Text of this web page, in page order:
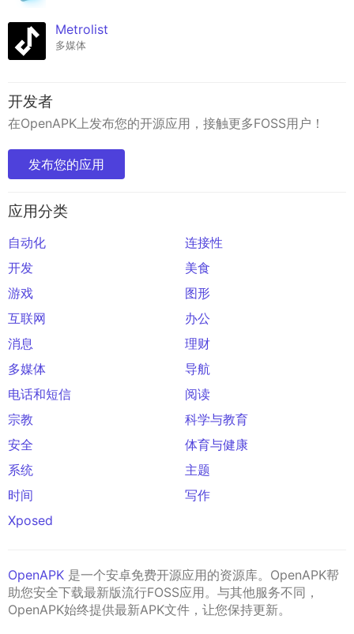
Metrolist
多媒体
开发者
在OpenAPK上发布您的开源应用，接触更多FOSS用户！
发布您的应用
应用分类
自动化
连接性
开发
美食
游戏
图形
互联网
办公
消息
理财
多媒体
导航
电话和短信
阅读
宗教
科学与教育
安全
体育与健康
系统
主题
时间
写作
Xposed
OpenAPK 是一个安卓免费开源应用的资源库。OpenAPK帮
助您安全下载最新版流行FOSS应用。与其他服务不同，
OpenAPK始终提供最新APK文件，让您保持更新。